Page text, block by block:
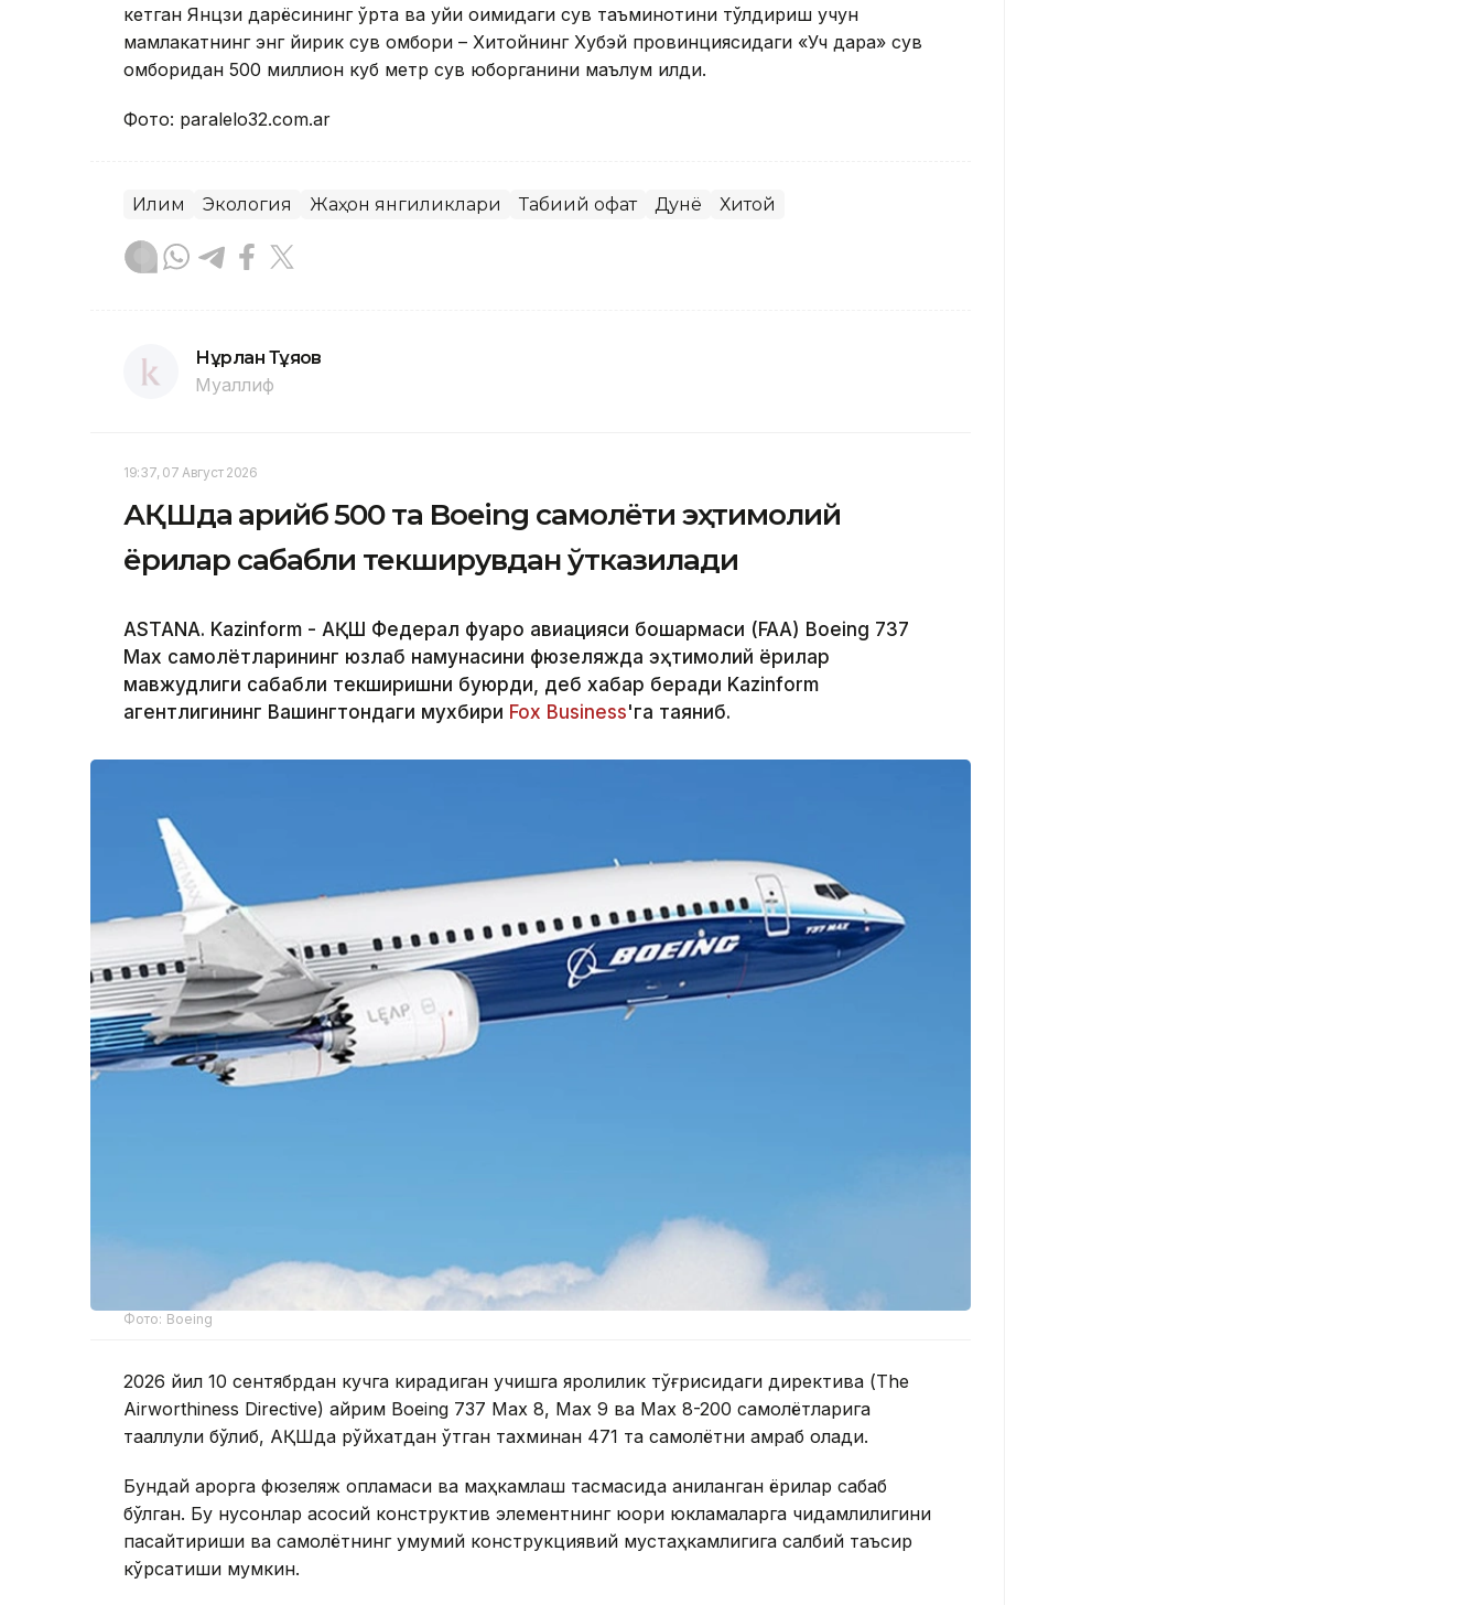
кетган Янцзи дарёсининг ўрта ва қуйи оқимидаги сув таъминотини тўлдириш учун
мамлакатнинг энг йирик сув омбори – Хитойнинг Хубэй провинциясидаги «Уч дара» сув
омборидан 500 миллион куб метр сув юборганини маълум қилди.
Фото: paralelo32.com.ar
Иқлим Экология Жаҳон янгиликлари Табиий офат Дунё Хитой
Нұрлан Тұяқов
Муаллиф
19:37, 07 Август 2026
АҚШда қарийб 500 та Boeing самолёти эҳтимолий
ёриқлар сабабли текширувдан ўтказилади
ASTANA. Kazinform - АҚШ Федерал фуқаро авиацияси бошқармаси (FAA) Boeing 737
Max самолётларининг юзлаб намунасини фюзеляжда эҳтимолий ёриқлар
мавжудлиги сабабли текширишни буюрди, деб хабар беради Kazinform
агентлигининг Вашингтондаги мухбири Fox Business'га таяниб.
Фото: Boeing
2026 йил 10 сентябрдан кучга кирадиган учишга яроқлилик тўғрисидаги директива (The
Airworthiness Directive) айрим Boeing 737 Max 8, Max 9 ва Max 8-200 самолётларига
тааллуқли бўлиб, АҚШда рўйхатдан ўтган тахминан 471 та самолётни қамраб олади.
Бундай қарорга фюзеляж қопламаси ва маҳкамлаш тасмасида аниқланган ёриқлар сабаб
бўлган. Бу нуқсонлар асосий конструктив элементнинг юқори юкламаларга чидамлилигини
пасайтириши ва самолётнинг умумий конструкциявий мустаҳкамлигига салбий таъсир
кўрсатиши мумкин.